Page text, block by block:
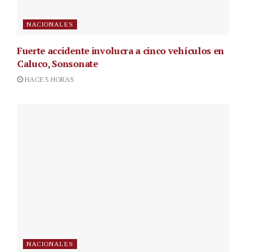
NACIONALES
Fuerte accidente involucra a cinco vehículos en
Caluco, Sonsonate
HACE 5 HORAS
NACIONALES